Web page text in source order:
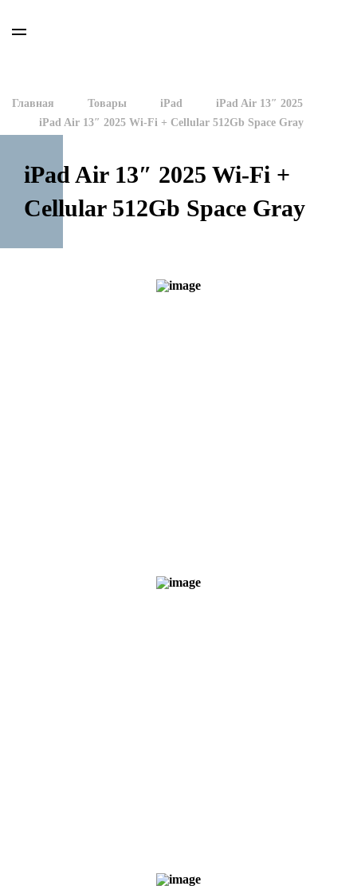
Главная Товары iPad
iPad Air 13″ 2025
iPad Air 13″ 2025 Wi-Fi + Cellular 512Gb Space Gray
iPad Air 13″ 2025 Wi-Fi +
Cellular 512Gb Space Gray